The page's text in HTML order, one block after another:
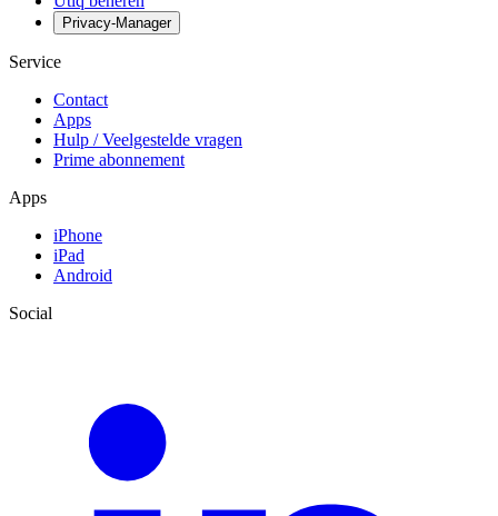
Privacy-Manager
Service
Contact
Apps
Hulp / Veelgestelde vragen
Prime abonnement
Apps
iPhone
iPad
Android
Social